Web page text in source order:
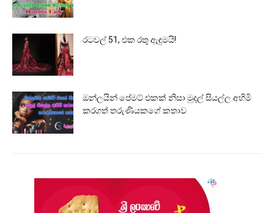
රටවල් 51, එක රතු ඇඳුමයි!
ඔන්ලයින් පේමට් එකක් නිසා මුදල් සියල්ල අහිමි
කරගත් තරුණියකගේ කතාව